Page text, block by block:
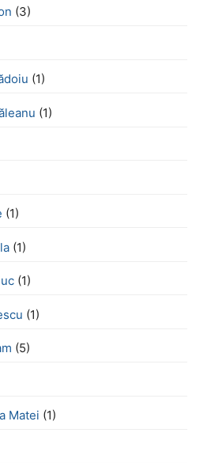
(3)
(1)
(1)
(1)
(1)
(1)
(1)
(5)
Matei (1)